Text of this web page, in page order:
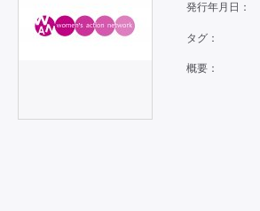
発行年月日：
タグ：
概要：